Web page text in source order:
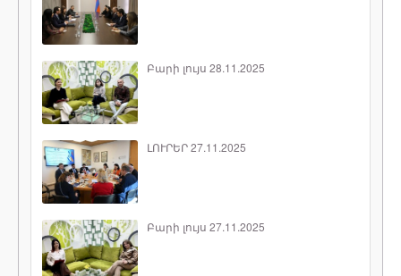
Բարի լույս 28.11.2025
ԼՈՒՐԵՐ 27.11.2025
Բարի լույս 27.11.2025